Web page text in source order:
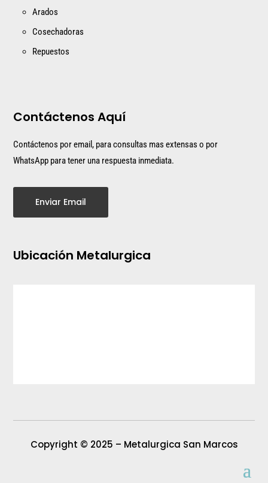
Arados
Cosechadoras
Repuestos
Contáctenos Aquí
Contáctenos por email, para consultas mas extensas o por
WhatsApp para tener una respuesta inmediata.
Enviar Email
Ubicación Metalurgica
Copyright © 2025 – Metalurgica San Marcos